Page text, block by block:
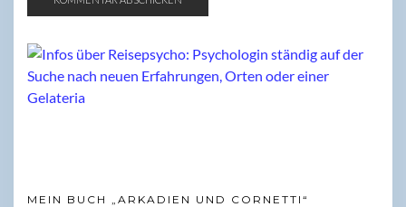
MEIN BUCH „ARKADIEN UND CORNETTI“